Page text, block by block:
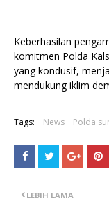
Keberhasilan
komitmen Polda
yang kondusif,
mendukung iklim
Tags: News Polda
LEBIH LAMA